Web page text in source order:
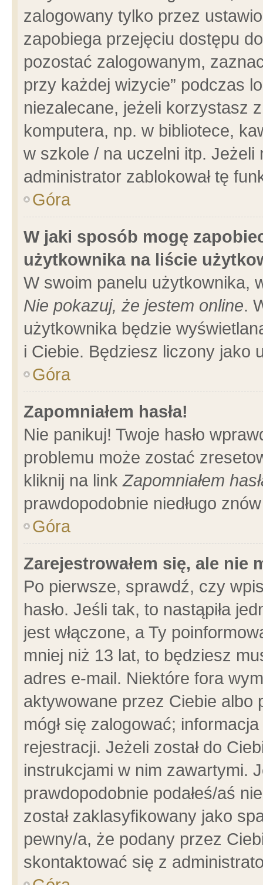
zalogowany tylko przez
zapobiega przejęciu dostępu
pozostać zalogowanym,
przy każdej wizycie” podczas
niezalecane, jeżeli korzystasz
komputera, np. w bibliotece,
w szkole / na uczelni itp.
administrator zablokował tę
Góra
W jaki sposób mogę
użytkownika na liście
W swoim panelu użytkownika,
Nie pokazuj, że jestem online.
użytkownika będzie
i Ciebie. Będziesz liczony jako
Góra
Zapomniałem hasła!
Nie panikuj! Twoje hasło
problemu może zostać
kliknij na linkZapomniałem
prawdopodobnie niedługo
Góra
Zarejestrowałem się, ale nie
Po pierwsze, sprawdź, czy
hasło. Jeśli tak, to nastąpiła
jest włączone, a Ty
mniej niż 13 lat, to będziesz
adres e-mail. Niektóre fora
aktywowane przez Ciebie albo
mógł się zalogować;
rejestracji. Jeżeli został do
instrukcjami w nim zawartymi.
prawdopodobnie podałeś/aś
został zaklasyfikowany jako
pewny/a, że podany przez
skontaktować się z